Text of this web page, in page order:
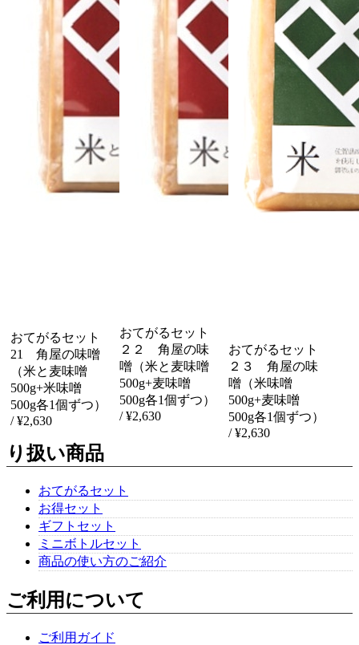
野菜だれが好きでいつも重宝してます。今回お世話になった方
に送ってもらいましたが、先方からも喜んでもらいました。あ
りがとうございました。
2020/09/17
いつも丁寧に発送してくださいます。 お豆腐やお餅は、このお
2020/09/04
2019/05/17
とても早い対応で助かりました。 先方にもとても喜んでいただ
けました！
おてがるセット
21 角屋の味噌
（米と麦味噌
500g+米味噌
500g各1個ずつ）
/ ¥2,630
おてがるセット
２２ 角屋の味
噌（米と麦味噌
500g+麦味噌
500g各1個ずつ）
/ ¥2,630
おてがるセット
２３ 角屋の味
噌（米味噌
500g+麦味噌
500g各1個ずつ）
/ ¥2,630
り扱い商品
おてがるセット
お得セット
ギフトセット
ミニボトルセット
商品の使い方のご紹介
ご利用について
ご利用ガイド